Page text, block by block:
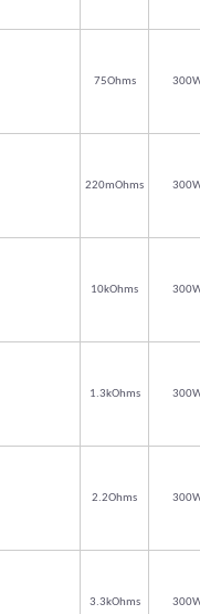
75Ohms
220mOhms
10kOhms
1.3kOhms
2.2Ohms
3.3kOhms